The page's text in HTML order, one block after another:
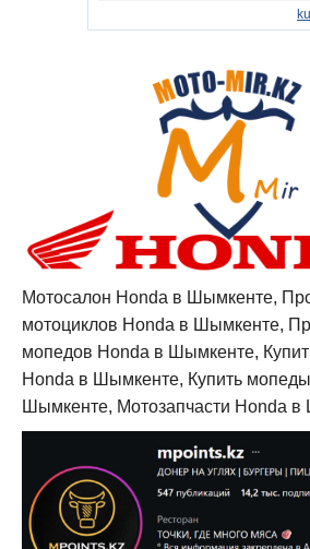
Мотосалон Honda в Шымкенте,
мотоциклов Honda в Шымкенте,
мопедов Honda в Шымкенте,
Honda в Шымкенте, Купить
Шымкенте, Мотозапчасти Honda